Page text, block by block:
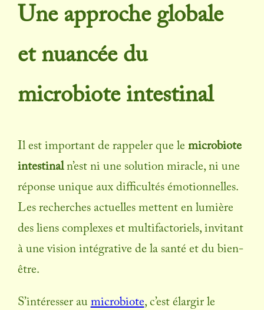
Une approche globale
et nuancée du
microbiote intestinal
Il est important de rappeler que le microbiote
intestinaln’est ni une solution miracle, ni une
réponse unique aux difficultés émotionnelles.
Les recherches actuelles mettent en lumière
des liens complexes et multifactoriels, invitant
à une vision intégrative de la santé et du bien-
être.
S’intéresser au microbiote, c’est élargir le